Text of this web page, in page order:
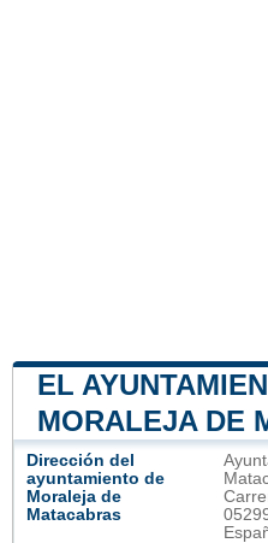
EL
MORALEJA DE
Dirección del
ayuntamiento de
Moraleja de
Matacabras